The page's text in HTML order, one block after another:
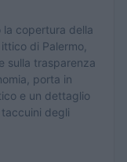
la copertura della
di Palermo,
sulla trasparenza
porta in
e un dettaglio
degli